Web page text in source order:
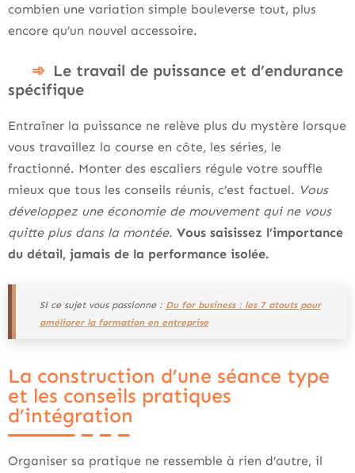
combien une variation simple bouleverse tout, plus
encore qu’un nouvel accessoire.
Le travail de puissance et d’endurance
spécifique
Entraîner la puissance ne relève plus du mystère lorsque
vous travaillez la course en côte, les séries, le
fractionné. Monter des escaliers régule votre souffle
mieux que tous les conseils réunis, c’est factuel. Vous
développez une économie de mouvement qui ne vous
quitte plus dans la montée. Vous saisissez l’importance
du détail, jamais de la performance isolée.
Si ce sujet vous passionne : Du for business : les 7 atouts pour
améliorer la formation en entreprise
La construction d’une séance type
et les conseils pratiques
d’intégration
Organiser sa pratique ne ressemble à rien d’autre, il